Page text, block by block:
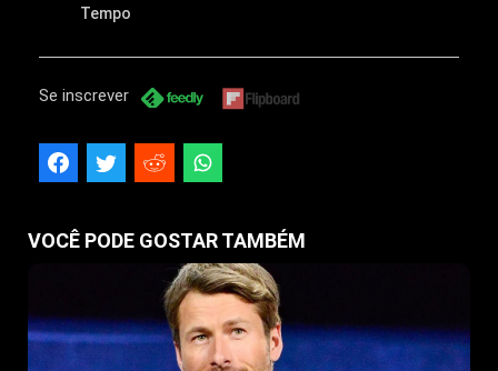
Tempo
Se inscrever
VOCÊ PODE GOSTAR TAMBÉM